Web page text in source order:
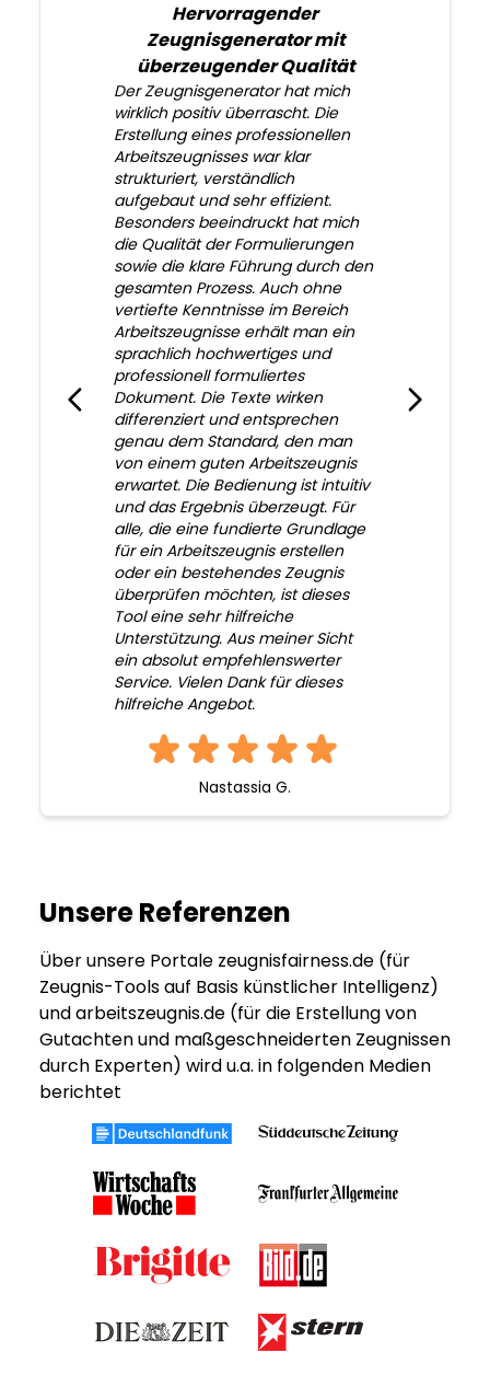
Hervorragender
Zeugnisgenerator mit
überzeugender Qualität
Der Zeugnisgenerator hat mich
wirklich positiv überrascht. Die
Erstellung eines professionellen
Arbeitszeugnisses war klar
strukturiert, verständlich
aufgebaut und sehr effizient.
Besonders beeindruckt hat mich
die Qualität der Formulierungen
sowie die klare Führung durch den
gesamten Prozess. Auch ohne
vertiefte Kenntnisse im Bereich
Arbeitszeugnisse erhält man ein
sprachlich hochwertiges und
professionell formuliertes
Dokument. Die Texte wirken
differenziert und entsprechen
genau dem Standard, den man
von einem guten Arbeitszeugnis
erwartet. Die Bedienung ist intuitiv
und das Ergebnis überzeugt. Für
alle, die eine fundierte Grundlage
für ein Arbeitszeugnis erstellen
oder ein bestehendes Zeugnis
überprüfen möchten, ist dieses
Tool eine sehr hilfreiche
Unterstützung. Aus meiner Sicht
ein absolut empfehlenswerter
Service. Vielen Dank für dieses
hilfreiche Angebot.
Nastassia G.
Unsere Referenzen
Über unsere Portale zeugnisfairness.de (für
Zeugnis-Tools auf Basis künstlicher Intelligenz)
und arbeitszeugnis.de (für die Erstellung von
Gutachten und maßgeschneiderten Zeugnissen
durch Experten) wird u.a. in folgenden Medien
berichtet